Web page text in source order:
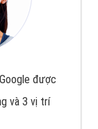
được
và 3 vị trí